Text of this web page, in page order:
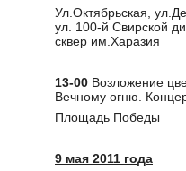
Ул.Октябрьская,
ул. 100-й Свирской
сквер им.Харазия
13-00 Возложение
Вечному огню.
Площадь Победы
9 мая 2011 года